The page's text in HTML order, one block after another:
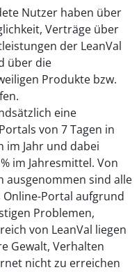
Nutzer haben über
Verträge über
der LeanVal
über die
Produkte bzw.
eine
von 7 Tagen in
im Jahr und dabei
im Jahresmittel. Von
ausgenommen sind alle
Portal aufgrund
Problemen,
von LeanVal liegen
Gewalt, Verhalten
nicht zu erreichen